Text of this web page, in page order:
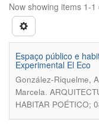
Now showing items 1-1
Espaço público e
Experimental El Eco
González-Riquelme,
Marcela.
HABITAR POÉTICO;